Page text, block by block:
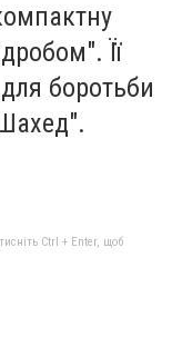
Її
боротьби
Ctrl + Enter, щоб